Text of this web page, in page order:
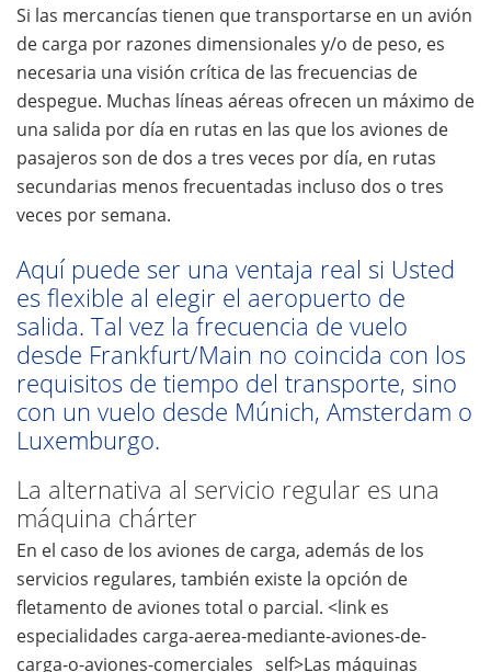
Si las mercancías tienen que transportarse en un avión
de carga por razones dimensionales y/o de peso, es
necesaria una visión crítica de las frecuencias de
despegue. Muchas líneas aéreas ofrecen un máximo de
una salida por día en rutas en las que los aviones de
pasajeros son de dos a tres veces por día, en rutas
secundarias menos frecuentadas incluso dos o tres
veces por semana.
Aquí puede ser una ventaja real si Usted
es flexible al elegir el aeropuerto de
salida. Tal vez la frecuencia de vuelo
desde Frankfurt/Main no coincida con los
requisitos de tiempo del transporte, sino
con un vuelo desde Múnich, Amsterdam o
Luxemburgo.
La alternativa al servicio regular es una
máquina chárter
En el caso de los aviones de carga, además de los
servicios regulares, también existe la opción de
fletamento de aviones total o parcial. <link es
especialidades carga-aerea-mediante-aviones-de-
carga-o-aviones-comerciales _self>Las máquinas